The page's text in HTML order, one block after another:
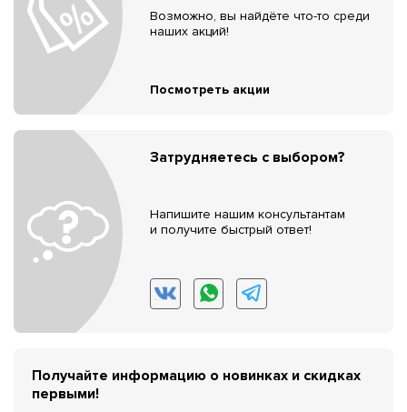
Возможно, вы найдёте что-то среди
наших акций!
Посмотреть акции
Затрудняетесь с выбором?
Напишите нашим консультантам
и получите быстрый ответ!
Получайте информацию о новинках и скидках
первыми!